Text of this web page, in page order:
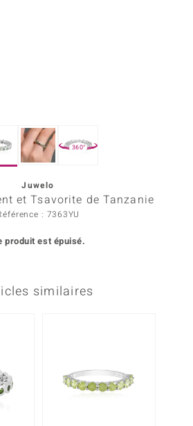
360°
Juwelo
et Tsavorite de Tanzanie
: 7363YU
produit est épuisé.
similaires